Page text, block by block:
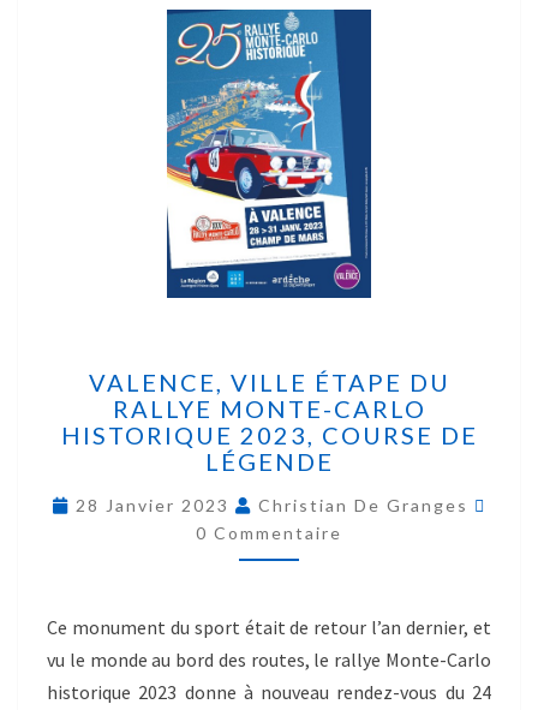
VALENCE, VILLE ÉTAPE DU
RALLYE MONTE-CARLO
HISTORIQUE 2023, COURSE DE
LÉGENDE
28 Janvier 2023
Christian De Granges
0 Commentaire
Ce monument du sport était de retour l’an dernier, et
vu le monde au bord des routes, le rallye Monte-Carlo
historique 2023 donne à nouveau rendez-vous du 24